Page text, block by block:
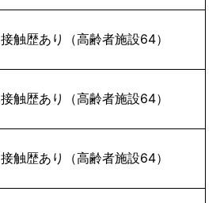
接触歴あり（高齢者施設64）
接触歴あり（高齢者施設64）
接触歴あり（高齢者施設64）